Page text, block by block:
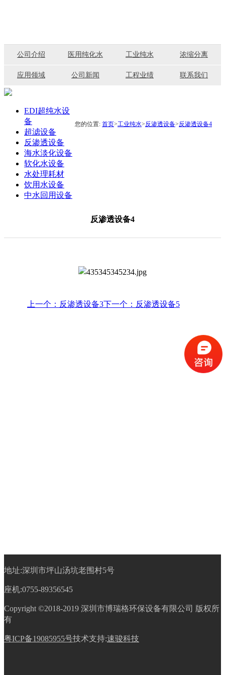
公司介绍 医用纯化水 工业纯水 浓缩分离
应用领域 公司新闻 工程业绩 联系我们
您的位置: 首页>工业纯水>反渗透设备>反渗透设备4
EDI超纯水设
备
超滤设备
反渗透设备
海水淡化设备
软化水设备
水处理耗材
饮用水设备
中水回用设备
反渗透设备4
上一个：反渗透设备3下一个：反渗透设备5
地址:深圳市坪山汤坑老围村5号
座机:0755-89356545
Copyright ©2018-2019 深圳市博瑞格环保设备有限公司 版权所
有
粤ICP备19085955号技术支持:速骏科技